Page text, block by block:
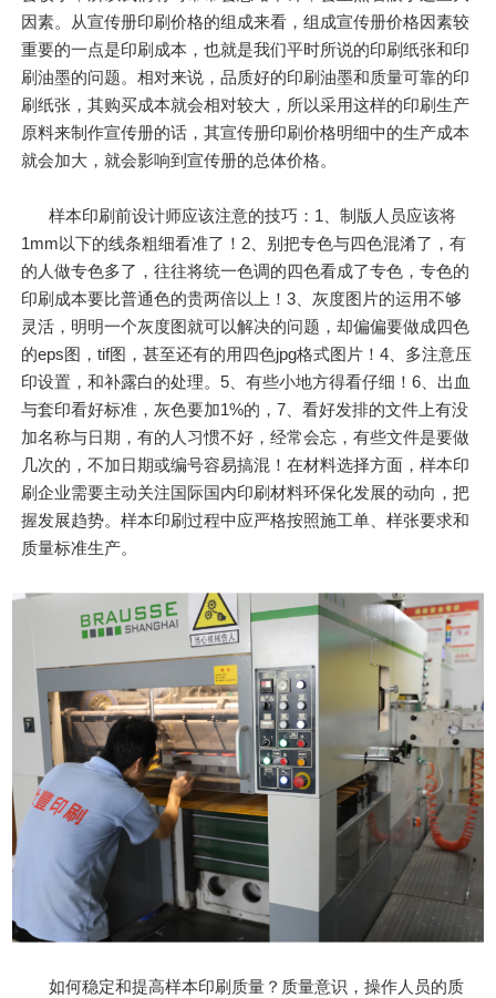
因素。从宣传册印刷价格的组成来看，组成宣传册价格因素较
重要的一点是印刷成本，也就是我们平时所说的印刷纸张和印
刷油墨的问题。相对来说，品质好的印刷油墨和质量可靠的印
刷纸张，其购买成本就会相对较大，所以采用这样的印刷生产
原料来制作宣传册的话，其宣传册印刷价格明细中的生产成本
就会加大，就会影响到宣传册的总体价格。
样本印刷前设计师应该注意的技巧：1、制版人员应该将
1mm以下的线条粗细看准了！2、别把专色与四色混淆了，有
的人做专色多了，往往将统一色调的四色看成了专色，专色的
印刷成本要比普通色的贵两倍以上！3、灰度图片的运用不够
灵活，明明一个灰度图就可以解决的问题，却偏偏要做成四色
的eps图，tif图，甚至还有的用四色jpg格式图片！4、多注意压
印设置，和补露白的处理。5、有些小地方得看仔细！6、出血
与套印看好标准，灰色要加1%的，7、看好发排的文件上有没
加名称与日期，有的人习惯不好，经常会忘，有些文件是要做
几次的，不加日期或编号容易搞混！在材料选择方面，样本印
刷企业需要主动关注国际国内印刷材料环保化发展的动向，把
握发展趋势。样本印刷过程中应严格按照施工单、样张要求和
质量标准生产。
如何稳定和提高样本印刷质量？质量意识，操作人员的质